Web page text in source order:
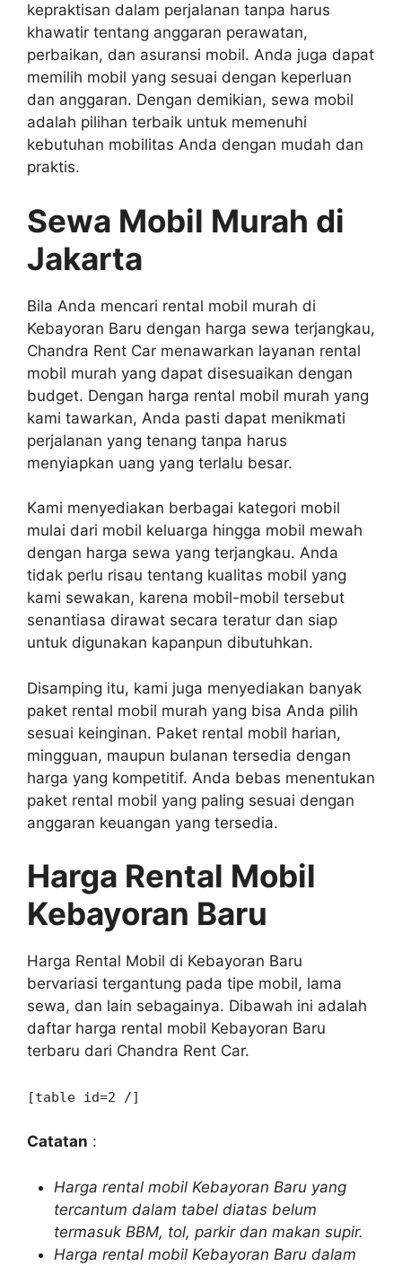
kepraktisan dalam perjalanan tanpa harus
khawatir tentang anggaran perawatan,
perbaikan, dan asuransi mobil. Anda juga dapat
memilih mobil yang sesuai dengan keperluan
dan anggaran. Dengan demikian, sewa mobil
adalah pilihan terbaik untuk memenuhi
kebutuhan mobilitas Anda dengan mudah dan
praktis.
Sewa Mobil Murah di
Jakarta
Bila Anda mencari rental mobil murah di
Kebayoran Baru dengan harga sewa terjangkau,
Chandra Rent Car menawarkan layanan rental
mobil murah yang dapat disesuaikan dengan
budget. Dengan harga rental mobil murah yang
kami tawarkan, Anda pasti dapat menikmati
perjalanan yang tenang tanpa harus
menyiapkan uang yang terlalu besar.
Kami menyediakan berbagai kategori mobil
mulai dari mobil keluarga hingga mobil mewah
dengan harga sewa yang terjangkau. Anda
tidak perlu risau tentang kualitas mobil yang
kami sewakan, karena mobil-mobil tersebut
senantiasa dirawat secara teratur dan siap
untuk digunakan kapanpun dibutuhkan.
Disamping itu, kami juga menyediakan banyak
paket rental mobil murah yang bisa Anda pilih
sesuai keinginan. Paket rental mobil harian,
mingguan, maupun bulanan tersedia dengan
harga yang kompetitif. Anda bebas menentukan
paket rental mobil yang paling sesuai dengan
anggaran keuangan yang tersedia.
Harga Rental Mobil
Kebayoran Baru
Harga Rental Mobil di Kebayoran Baru
bervariasi tergantung pada tipe mobil, lama
sewa, dan lain sebagainya. Dibawah ini adalah
daftar harga rental mobil Kebayoran Baru
terbaru dari Chandra Rent Car.
[table id=2 /]
Catatan :
Harga rental mobil Kebayoran Baru yang
tercantum dalam tabel diatas belum
termasuk BBM, tol, parkir dan makan supir.
Harga rental mobil Kebayoran Baru dalam